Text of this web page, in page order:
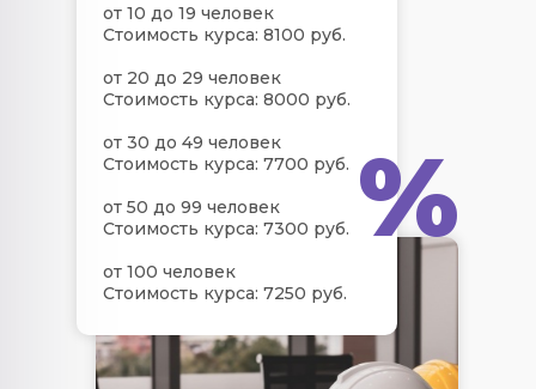
от 10 до 19 человек
Стоимость курса: 8100 руб.
от 20 до 29 человек
Стоимость курса: 8000 руб.
от 30 до 49 человек
Стоимость курса: 7700 руб.
от 50 до 99 человек
Стоимость курса: 7300 руб.
от 100 человек
Стоимость курса: 7250 руб.
%